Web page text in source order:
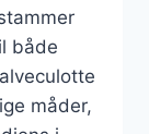
både
måder,